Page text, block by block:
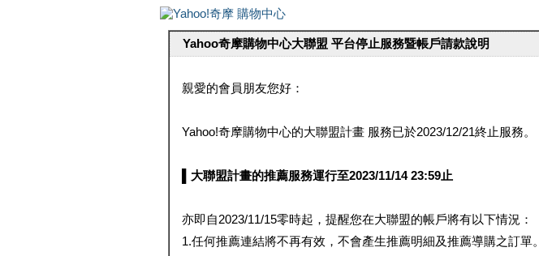
Yahoo奇摩購物中心大聯盟 平台停止服務暨帳戶請款說明
親愛的會員朋友您好：
Yahoo!奇摩購物中心的大聯盟計畫 服務已於2023/12/21終止服務。
▌大聯盟計畫的推薦服務運行至2023/11/14 23:59止
亦即自2023/11/15零時起，提醒您在大聯盟的帳戶將有以下情況：
1.任何推薦連結將不再有效，不會產生推薦明細及推薦導購之訂單。